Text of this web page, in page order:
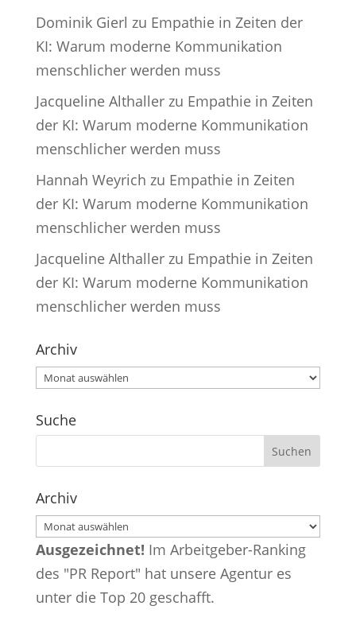
Dominik Gierl zu Empathie in Zeiten der
KI: Warum moderne Kommunikation
menschlicher werden muss
Jacqueline Althallerzu Empathie in Zeiten
der KI: Warum moderne Kommunikation
menschlicher werden muss
Hannah Weyrich zu Empathie in Zeiten
der KI: Warum moderne Kommunikation
menschlicher werden muss
Jacqueline Althallerzu Empathie in Zeiten
der KI: Warum moderne Kommunikation
menschlicher werden muss
Archiv
Archiv
Suche
Archiv
Archiv
Ausgezeichnet! Im Arbeitgeber-Ranking
des "PR Report" hat unsere Agentur es
unter die Top 20 geschafft.